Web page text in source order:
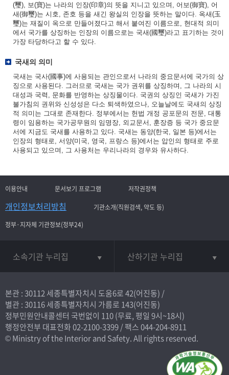
(璽), 보(寶)는 나라의 인장(印章)의 뜻을 지니고 있으며, 어보(御寶), 어
새(御璽)는 시호, 존호 등을 새긴 왕실의 인장을 뜻하는 말이다. 옥새(玉
璽)는 재질이 옥으로 만들어졌다고 해서 붙여진 이름으로, 현대적 의미
에서 국가를 상징하는 인장의 이름으로는 국새(國璽)라고 표기하는 것이
가장 타당하다고 할 수 있다.
국새의 의미
국새는 국사(國事)에 사용되는 관인으로서 나라의 중요문서에 국가의 상
징으로 사용된다. 그러므로 국새는 국가 권위를 상징하며, 그 나라의 시
대성과 국력, 문화를 반영하는 상징물이다. 국권의 상징인 국새가 가진
불가침의 권위와 신성성은 다소 퇴색하였으나, 오늘날에도 국새의 상징
적 의미는 그대로 존재한다. 정부에서는 헌법 개정 공포문의 전문, 대통
령이 임용하는 국가공무원의 임명장, 외교문서, 훈장증 등 국가 중요문
서에 지금도 국새를 사용하고 있다. 국새는 동양(한국, 일본 등)에서는
인장의 형태로, 서양(미국, 영국, 프랑스 등)에서는 압인의 형태로 주로
사용되고 있으며, 그 사용처는 우리나라의 경우와 유사하다.
이용안내 문서보기 프로그램 저작권정책
개인정보처리방침
기관소개(직원검색, 약도 등)
정부·지자체 기관정보(정부24)
소속기관 누리집 산하기관 누리집
본관 : 30112 세종특별자치시 도움6로 42(어진동) /
별관 : 30116 세종특별자치시 가름로 143(어진동)
정부민원안내콜센터 국번없이 110(무료, 평일 9시~18시)
행정안전부 대표전화02-2100-3399/ 팩스 044-204-8911
© Ministry of the Interior and Safety. All rights reserved.